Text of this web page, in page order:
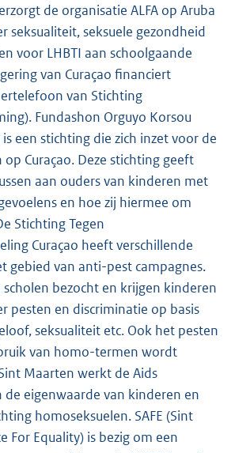
de organisatie ALFA op Aruba
seksualiteit, seksuele gezondheid
voor LHBTI aan schoolgaande
van Curaçao financiert
van Stichting
Fundashon Orguyo Korsou
is een stichting die zich inzet voor de
Curaçao. Deze stichting geeft
aan ouders van kinderen met
en hoe zij hiermee om
Stichting Tegen
Curaçao heeft verschillende
gebied van anti-pest campagnes.
bezocht en krijgen kinderen
pesten en discriminatie op basis
seksualiteit etc. Ook het pesten
van homo-termen wordt
Maarten werkt de Aids
de eigenwaarde van kinderen en
homoseksuelen. SAFE (Sint
For Equality) is bezig om een